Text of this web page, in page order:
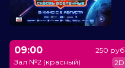
09:00
Зал №2 (красный)
250 руб.
2D